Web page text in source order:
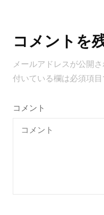
稿
ナ
ビ
ゲ
シ
ョ
ン
コメントを
メールアドレスが公開
付いている欄は必須項
コメント